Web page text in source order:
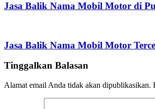
Jasa Balik Nama Mobil Motor di
Jasa Balik Nama Mobil Motor
Tinggalkan Balasan
Alamat email Anda tidak akan dipublikasikan.